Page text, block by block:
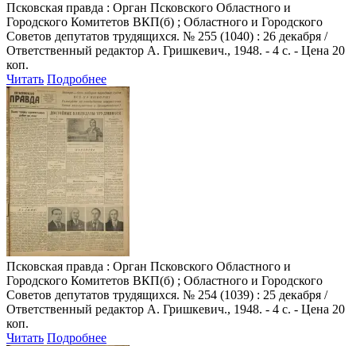
Псковская правда : Орган Псковского Областного и
Городского Комитетов ВКП(б) ; Областного и Городского
Советов депутатов трудящихся. № 255 (1040) : 26 декабря /
Ответственный редактор А. Гришкевич., 1948. - 4 с. - Цена 20
коп.
Читать Подробнее
Псковская правда : Орган Псковского Областного и
Городского Комитетов ВКП(б) ; Областного и Городского
Советов депутатов трудящихся. № 254 (1039) : 25 декабря /
Ответственный редактор А. Гришкевич., 1948. - 4 с. - Цена 20
коп.
Читать Подробнее